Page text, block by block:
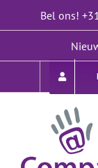
Bel ons!